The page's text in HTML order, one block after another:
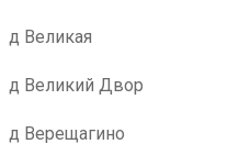
д Великая
д Великий Двор
д Верещагино